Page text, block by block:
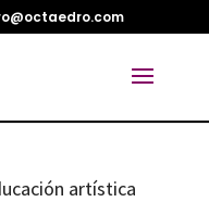
artística